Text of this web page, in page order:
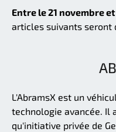
Entre le 21 novembre
articles suivants seront
L'AbramsX est un
technologie avancée. Il
qu'initiative privée de